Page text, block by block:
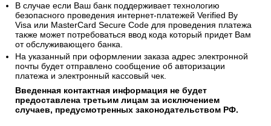
В случае если Ваш банк поддерживает технологию
безопасного проведения интернет-платежей Verified By
Visa или MasterCard Secure Code для проведения платежа
также может потребоваться ввод кода который придет Вам
от обслуживающего банка.
На указанный при оформлении заказа адрес электронной
почты будет отправлено сообщение об авторизации
платежа и электронный кассовый чек.
Введенная контактная информация не будет
предоставлена третьим лицам за исключением
случаев, предусмотренных законодательством РФ.